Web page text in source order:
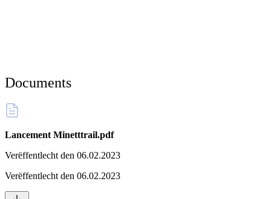
Documents
Lancement Minetttrail.pdf
Verëffentlecht den 06.02.2023
Verëffentlecht den 06.02.2023